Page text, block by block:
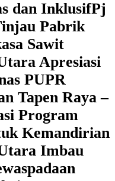
dan InklusifPj
Pabrik
Sawit
Apresiasi
PUPR
Tapen Raya –
Program
Kemandirian
Imbau